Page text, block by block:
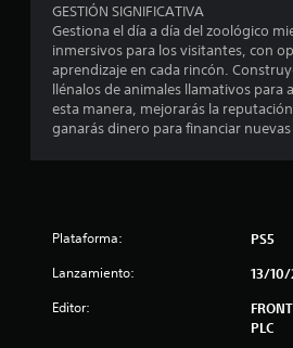
GESTIÓN SIGNIFICATIVA
Gestiona el día a día del zoológico
inmersivos para los visitantes, con
aprendizaje en cada rincón.
llénalos de animales llamativos para
esta manera, mejorarás la
ganarás dinero para financiar
Plataforma: PS5
Lanzamiento: 13/
Editor:
PLC